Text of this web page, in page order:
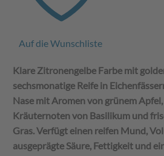
Auf die Wunschliste
Klare Zitronengelbe Farbe mit
sechsmonatige Reife in
Nase mit Aromen von grünem
Kräuternoten von Basilikum und
Gras. Verfügt einen reifen Mund,
ausgeprägte Säure, Fettigkeit und